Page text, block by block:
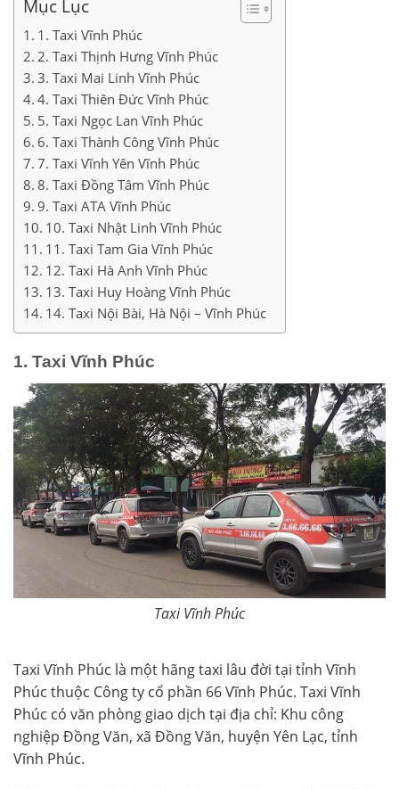
Mục Lục
1. Taxi Vĩnh Phúc
2. Taxi Thịnh Hưng Vĩnh Phúc
3. Taxi Mai Linh Vĩnh Phúc
4. Taxi Thiên Đức Vĩnh Phúc
5. Taxi Ngọc Lan Vĩnh Phúc
6. Taxi Thành Công Vĩnh Phúc
7. Taxi Vĩnh Yên Vĩnh Phúc
8. Taxi Đồng Tâm Vĩnh Phúc
9. Taxi ATA Vĩnh Phúc
10. Taxi Nhật Linh Vĩnh Phúc
11. Taxi Tam Gia Vĩnh Phúc
12. Taxi Hà Anh Vĩnh Phúc
13. Taxi Huy Hoàng Vĩnh Phúc
14. Taxi Nội Bài, Hà Nội – Vĩnh Phúc
1. Taxi Vĩnh Phúc
Taxi Vĩnh Phúc
Taxi Vĩnh Phúc là một hãng taxi lâu đời tại tỉnh Vĩnh
Phúc thuộc Công ty cổ phần 66 Vĩnh Phúc. Taxi Vĩnh
Phúc có văn phòng giao dịch tại địa chỉ: Khu công
nghiệp Đồng Văn, xã Đồng Văn, huyện Yên Lạc, tỉnh
Vĩnh Phúc.